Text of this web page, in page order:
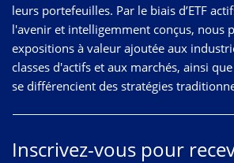
leurs portefeuilles. Par le biais d’ETF
l'avenir et intelligemment conçus, nous
expositions à valeur ajoutée aux
classes d'actifs et aux marchés, ainsi
se différencient des stratégies
Inscrivez-vous pour